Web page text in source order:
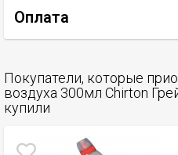
Оплата
Покупатели, которые
воздуха 300мл Chirton
купили